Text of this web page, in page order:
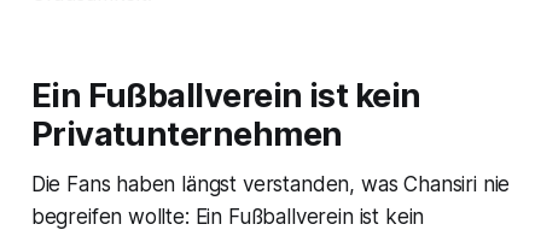
Ein Fußballverein ist kein
Privatunternehmen
Die Fans haben längst verstanden, was Chansiri nie
begreifen wollte: Ein Fußballverein ist kein